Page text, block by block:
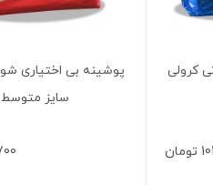
کرولی
تومان
پوشینه بی اختیاری
سایز متوسط